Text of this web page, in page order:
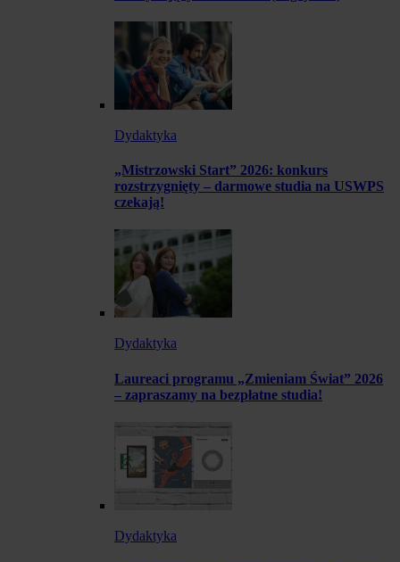
Dydaktyka
„Mistrzowski Start” 2026: konkurs
rozstrzygnięty – darmowe studia na USWPS
czekają!
Dydaktyka
Laureaci programu „Zmieniam Świat” 2026
– zapraszamy na bezpłatne studia!
Dydaktyka